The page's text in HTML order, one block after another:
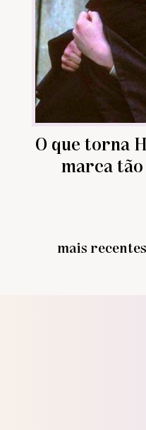
O que torna
marca
mais recentes